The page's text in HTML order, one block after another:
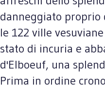
danneggiato proprio
le 122 ville
stato di incuria e
d'Elboeuf, una
Prima in ordine